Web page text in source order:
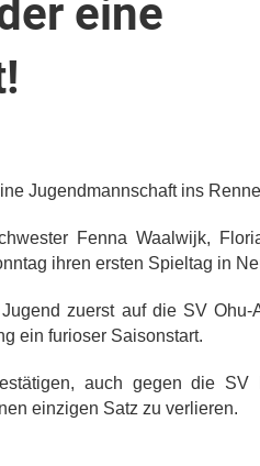
eine
Jugendmannschaft ins
Fenna Waalwijk,
ihren ersten Spieltag in
zuerst auf die SV Ohu-
ein furioser Saisonstart.
auch gegen die SV
einzigen Satz zu verlieren.